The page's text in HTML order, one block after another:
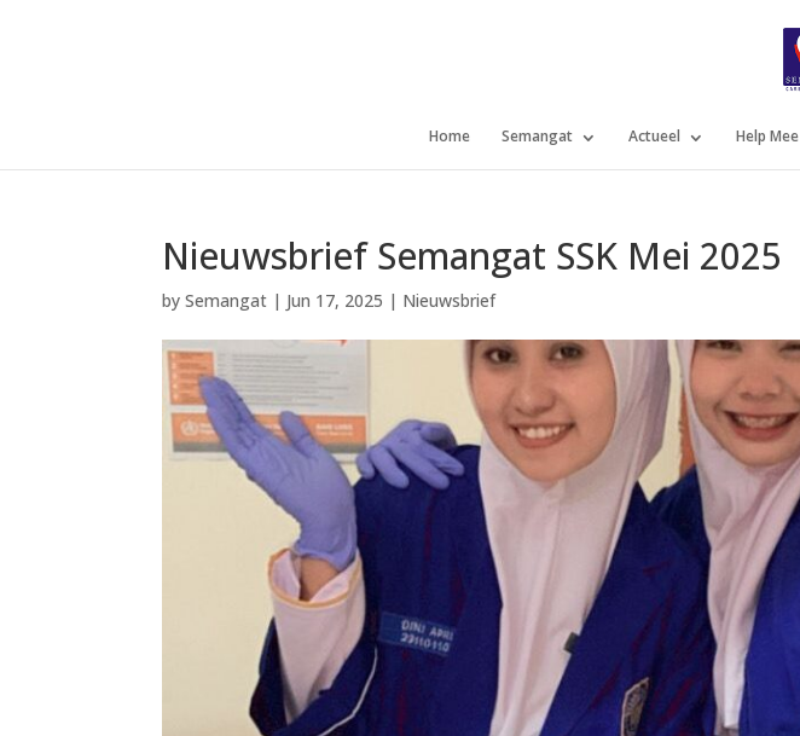
Home Semangat Actueel Help Mee
Nieuwsbrief Semangat SSK Mei 2025
bySemangat | Jun 17, 2025 | Nieuwsbrief